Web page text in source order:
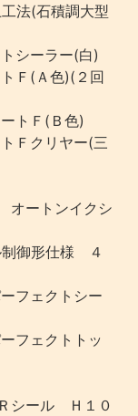
法(石積調大型
シーラー(白)
Ｆ(Ａ色)(２回
トＦ(Ｂ色)
Ｆクリヤー(三
ートンイクシ
制御形仕様 ４
フェクトシー
フェクトトッ
シール Ｈ１０